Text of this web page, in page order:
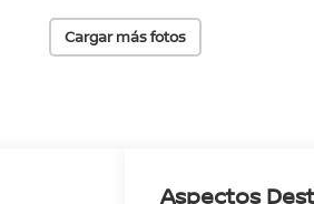
Cargar más fotos
Aspectos